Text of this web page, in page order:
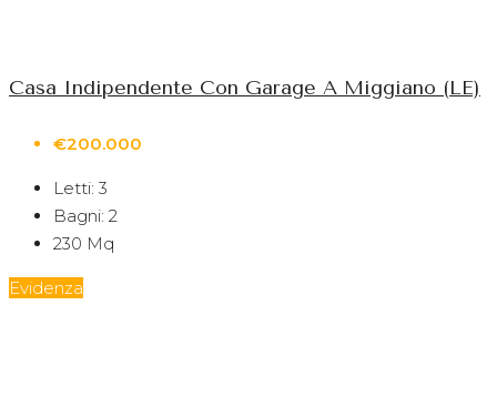
Casa Indipendente Con Garage A Miggiano (LE)
€200.000
Letti: 3
Bagni: 2
230 Mq
Evidenza